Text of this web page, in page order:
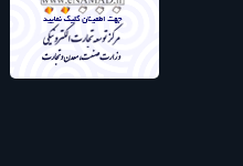
کی دبلیو سی استفاده کنید. این
روشویی می‌توانید یکی از این دو مدل
و ارسال به سراسر ایران دارای